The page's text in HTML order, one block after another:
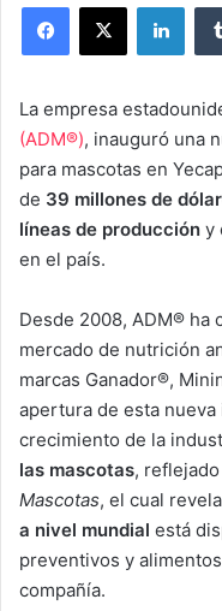
La empresa
(ADM®), inauguró una
para mascotas en
de 39 millones de
líneas de producción y
en el país.
Desde 2008, ADM® ha
mercado de nutrición
marcas Ganador®,
apertura de esta
crecimiento de la
las mascotas,
Mascotas, el cual
a nivel mundial está
preventivos y
compañía.